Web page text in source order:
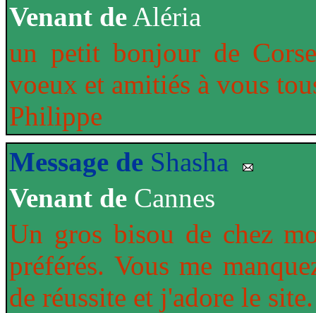
Venant de Aléria
un petit bonjour de
voeux et amitiés à vous
Philippe
Message de Shasha
Venant de Cannes
Un gros bisou de chez
préférés. Vous me
de réussite et j'adore le site.